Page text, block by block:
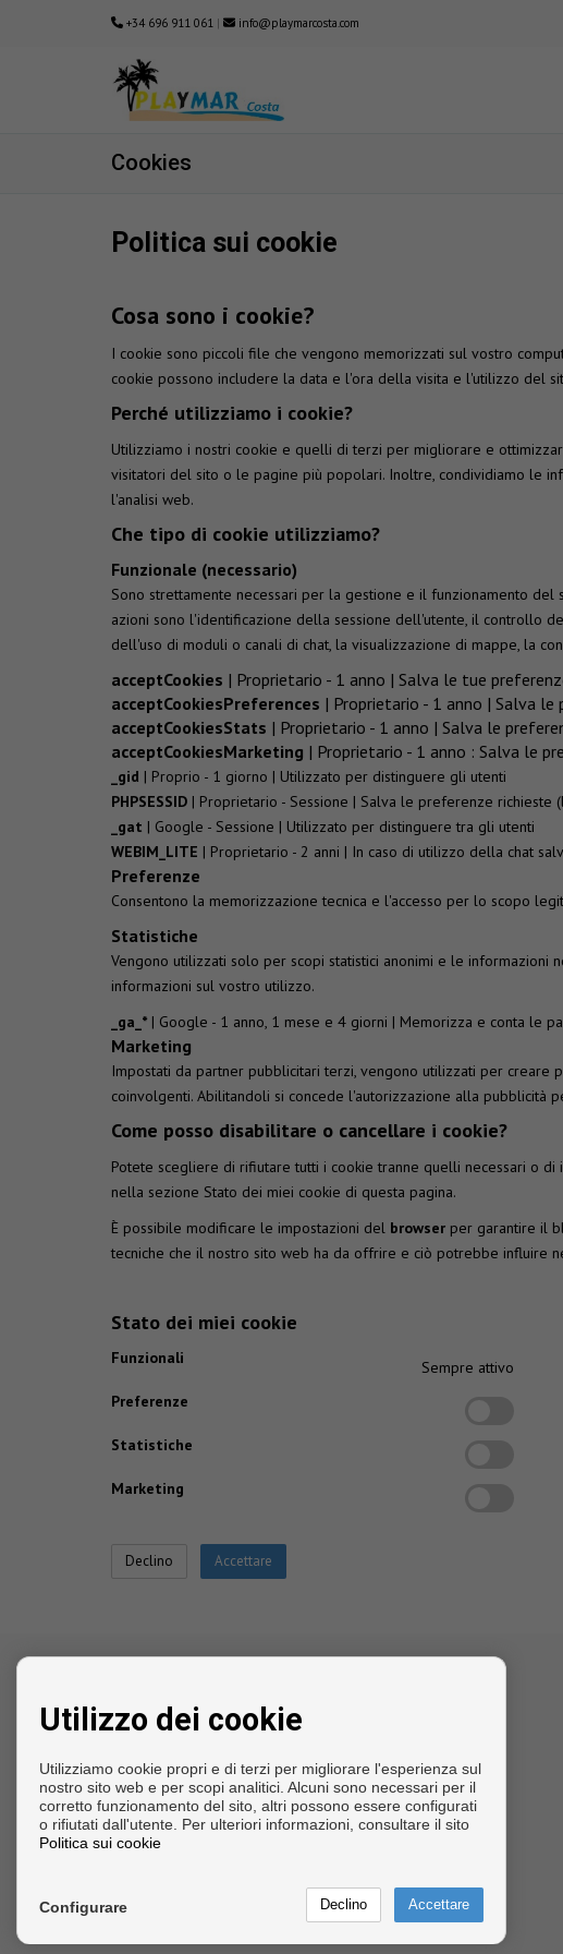
+34 696 911 061 | info@playmarcosta.com
Cookies
Politica sui cookie
Cosa sono i cookie?
I cookie sono piccoli file che vengono memorizzati sul vostro
cookie possono includere la data e l'ora della visita e l'utilizzo del
Perché utilizziamo i cookie?
Utilizziamo i nostri cookie e quelli di terzi per migliorare e
visitatori del sito o le pagine più popolari. Inoltre, condividiamo le
l'analisi web.
Che tipo di cookie utilizziamo?
Funzionale (necessario)
Sono strettamente necessari per la gestione e il funzionamento
azioni sono l'identificazione della sessione dell'utente, il controllo
dell'uso di moduli o canali di chat, la visualizzazione di mappe, la
acceptCookies | Proprietario - 1 anno | Salva le tue
acceptCookiesPreferences | Proprietario - 1 anno | Salva
acceptCookiesStats | Proprietario - 1 anno | Salva le
acceptCookiesMarketing | Proprietario - 1 anno : Salva le
_gid | Proprio - 1 giorno | Utilizzato per distinguere gli utenti
PHPSESSID | Proprietario - Sessione | Salva le preferenze richieste
_gat | Google - Sessione | Utilizzato per distinguere tra gli utenti
WEBIM_LITE | Proprietario - 2 anni | In caso di utilizzo della chat
Preferenze
Consentono la memorizzazione tecnica e l'accesso per lo scopo
Statistiche
Vengono utilizzati solo per scopi statistici anonimi e le
informazioni sul vostro utilizzo.
_ga_* | Google - 1 anno, 1 mese e 4 giorni | Memorizza e conta le
Marketing
Impostati da partner pubblicitari terzi, vengono utilizzati per
coinvolgenti. Abilitandoli si concede l'autorizzazione alla pubblicità
Come posso disabilitare o cancellare i cookie?
Potete scegliere di rifiutare tutti i cookie tranne quelli necessari o
nella sezione Stato dei miei cookie di questa pagina.
È possibile modificare le impostazioni del browser per garantire il
tecniche che il nostro sito web ha da offrire e ciò potrebbe influire
Stato dei miei cookie
Funzionali
Sempre attivo
Preferenze
Statistiche
Marketing
Oficina Nuevo Habitat
03182 Torrevieja (Alicante)
‎+34 696 911 061
info@playmarcosta.com
Utilizzo dei cookie
Utilizziamo cookie propri e di terzi per migliorare l'esperienza sul
nostro sito web e per scopi analitici. Alcuni sono necessari per il
corretto funzionamento del sito, altri possono essere configurati
o rifiutati dall'utente. Per ulteriori informazioni, consultare il sito
Politica sui cookie
Configurare